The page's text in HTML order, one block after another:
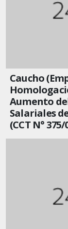
Caucho
Aumento
Salariales
(CCT N° 375/